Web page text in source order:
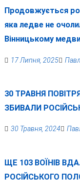
Продовжується
яка ледве не
Вінницькому
17 Липня, 2025
30 ТРАВНЯ
ЗБИВАЛИ
30 Травня, 2024
ЩЕ 103 ВОЇНІВ
РОСІЙСЬКОГО